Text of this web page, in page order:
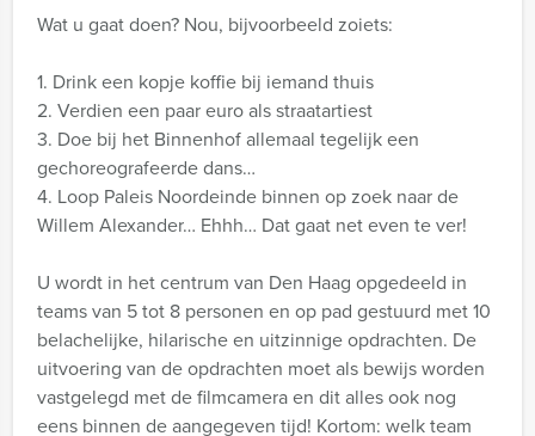
Wat u gaat doen? Nou, bijvoorbeeld zoiets:
1. Drink een kopje koffie bij iemand thuis
2. Verdien een paar euro als straatartiest
3. Doe bij het Binnenhof allemaal tegelijk een
gechoreografeerde dans…
4. Loop Paleis Noordeinde binnen op zoek naar de
Willem Alexander… Ehhh… Dat gaat net even te ver!
U wordt in het centrum van Den Haag opgedeeld in
teams van 5 tot 8 personen en op pad gestuurd met 10
belachelijke, hilarische en uitzinnige opdrachten. De
uitvoering van de opdrachten moet als bewijs worden
vastgelegd met de filmcamera en dit alles ook nog
eens binnen de aangegeven tijd! Kortom: welk team